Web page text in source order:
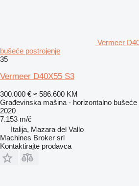
Vermeer
bušeće postrojenje
35
Vermeer D40X55 S3
300.000 € ≈ 586.600 KM
Građevinska mašina - horizontalno bušeće
2020
7.153 m/č
Italija, Mazara del Vallo
Machines Broker srl
Kontaktirajte prodavca